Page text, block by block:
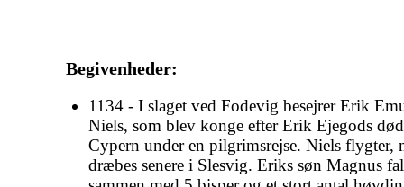
Begivenheder:
1134 - I slaget ved Fodevig besejrer Erik
Niels, som blev konge efter Erik Ejegods
Cypern under en pilgrimsrejse. Niels flygter,
dræbes senere i Slesvig. Eriks søn Magnus